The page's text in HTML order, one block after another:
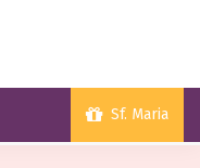
Sf. Maria